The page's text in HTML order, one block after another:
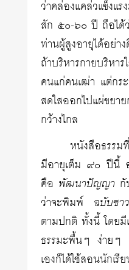
ว่าคล่องแคล่วแข็งแ
สัก ๕๐-๖๐ ปี ถือได้ว่
ท่านผู้สูงอายุได้อย่
ถ้าบริหารกายบริหา
คนแก่คนเฒ่า แต่กระ
สดใสออกไปแผ่ขยา
กว้างไกล
หนังสือธรรม
มีอายุเต็ม ๙๐ ปีนี้ อ
คือ พัฒนาปัญญา
ว่าจะพิมพ์ ฉบับชา
ตามปกติ ทั้งนี้ โดย
ธรรมะพื้นๆ ง่ายๆ
เองก็ได้ใช้สอนนักเรี